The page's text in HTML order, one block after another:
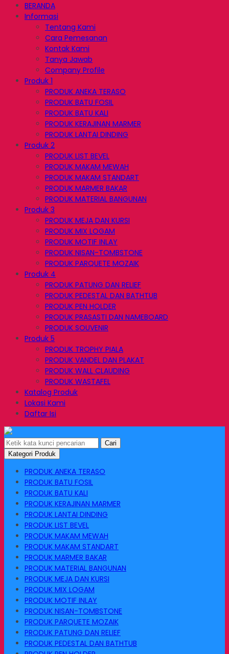
BERANDA
Informasi
Tentang Kami
Cara Pemesanan
Kontak Kami
Tanya Jawab
Company Profile
Produk 1
PRODUK ANEKA TERASO
PRODUK BATU FOSIL
PRODUK BATU KALI
PRODUK KERAJINAN MARMER
PRODUK LANTAI DINDING
Produk 2
PRODUK LIST BEVEL
PRODUK MAKAM MEWAH
PRODUK MAKAM STANDART
PRODUK MARMER BAKAR
PRODUK MATERIAL BANGUNAN
Produk 3
PRODUK MEJA DAN KURSI
PRODUK MIX LOGAM
PRODUK MOTIF INLAY
PRODUK NISAN-TOMBSTONE
PRODUK PARQUETE MOZAIK
Produk 4
PRODUK PATUNG DAN RELIEF
PRODUK PEDESTAL DAN BATHTUB
PRODUK PEN HOLDER
PRODUK PRASASTI DAN NAMEBOARD
PRODUK SOUVENIR
Produk 5
PRODUK TROPHY PIALA
PRODUK VANDEL DAN PLAKAT
PRODUK WALL CLAUDING
PRODUK WASTAFEL
Katalog Produk
Lokasi Kami
Daftar Isi
Cari
Kategori Produk
PRODUK ANEKA TERASO
PRODUK BATU FOSIL
PRODUK BATU KALI
PRODUK KERAJINAN MARMER
PRODUK LANTAI DINDING
PRODUK LIST BEVEL
PRODUK MAKAM MEWAH
PRODUK MAKAM STANDART
PRODUK MARMER BAKAR
PRODUK MATERIAL BANGUNAN
PRODUK MEJA DAN KURSI
PRODUK MIX LOGAM
PRODUK MOTIF INLAY
PRODUK NISAN-TOMBSTONE
PRODUK PARQUETE MOZAIK
PRODUK PATUNG DAN RELIEF
PRODUK PEDESTAL DAN BATHTUB